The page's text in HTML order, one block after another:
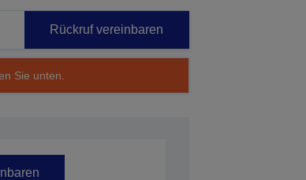
Rückruf vereinbaren
Sie unten.